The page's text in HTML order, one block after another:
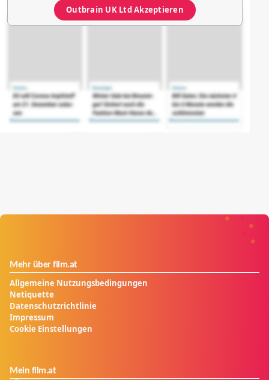
Outbrain UK LtdAkzeptieren
Mehr über film.at
Allgemeine Nutzungsbedingungen
Netiquette
Datenschutzrichtlinie
Impressum
Cookie Einstellungen
Mein film.at